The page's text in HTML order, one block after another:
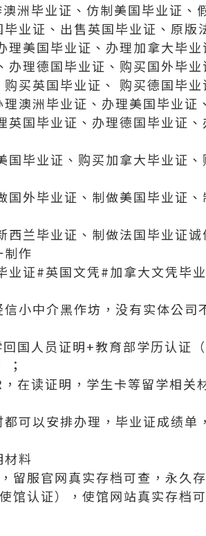
洲毕业证、仿制美国毕业证、
业证、出售英国毕业证、原
理美国毕业证、办理加拿大毕
办理德国毕业证、购买国外毕
买英国毕业证、 购买德国毕
澳洲毕业证、办理美国毕业证、
英国毕业证、办理德国毕业证
国毕业证、购买加拿大毕业证
国外毕业证、制做美国毕业证
西兰毕业证、制做法国毕业证
制作
业证#英国文凭#加拿大文凭毕
小中介黑作坊，没有实体公司
国人员证明+教育部学历认证
；
在读证明，学生卡等留学相关
可以安排办理，毕业证成绩
材料
留服官网真实存档可查，永久存
馆认证），使馆网站真实存档可